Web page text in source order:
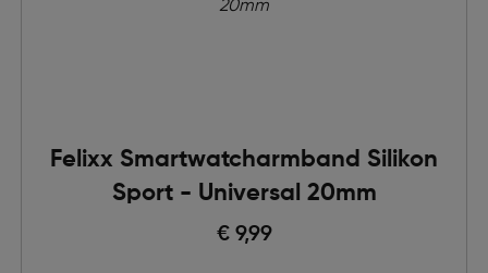
Felixx Smartwatcharmband Silikon
Sport - Universal 20mm
€ 9,99